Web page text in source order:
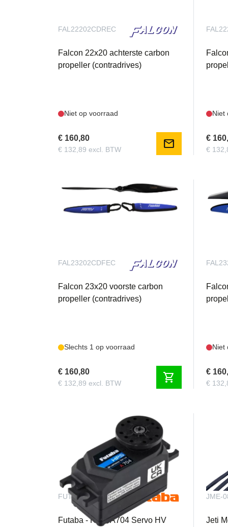
FAL22202CDREC
Falcon 22x20 achterste carbon
propeller (contradrives)
Niet op voorraad
€ 160,80
€ 132,89 excl. BTW mail
Niet
€
€
FAL23202CDFEC
Falcon 23x20 voorste carbon
propeller (contradrives)
Slechts 1 op voorraad
€ 160,80
€ 132,89 excl. BTW shopping_cart
Niet
€
€
FUTHPS-A704
Futaba - HPS-A704 Servo HV
JME-
Jeti